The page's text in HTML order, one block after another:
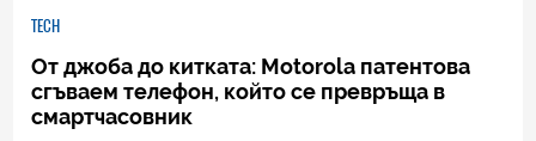
TECH
От джоба до китката: Motorola патентова
сгъваем телефон, който се превръща в
смартчасовник